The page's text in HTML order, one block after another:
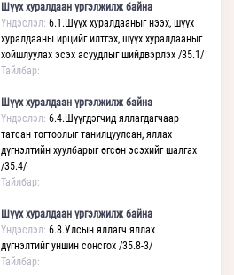
Шүүх хуралдаан үргэлжилж байна
Үндэслэл: 6.1.Шүүх хуралдааныг нээх, шүүх
хуралдааны ирцийг илтгэх, шүүх хуралдааныг
хойшлуулах эсэх асуудлыг шийдвэрлэх /35.1/
Тайлбар:
Шүүх хуралдаан үргэлжилж байна
Үндэслэл: 6.4.Шүүгдэгчид яллагдагчаар
татсан тогтоолыг танилцуулсан, яллах
дүгнэлтийн хуулбарыг өгсөн эсэхийг шалгах
/35.4/
Тайлбар:
Шүүх хуралдаан үргэлжилж байна
Үндэслэл: 6.8.Улсын яллагч яллах
дүгнэлтийг уншин сонсгох /35.8-3/
Тайлбар: